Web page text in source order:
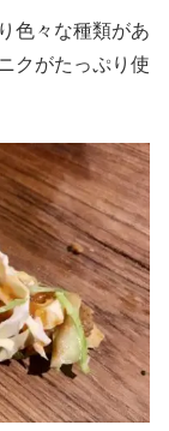
色々な種類があ
クがたっぷり使